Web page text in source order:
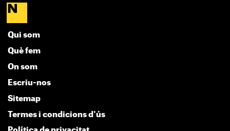
Qui som
Què fem
On som
Escriu-nos
Sitemap
Termes i condicions d'ús